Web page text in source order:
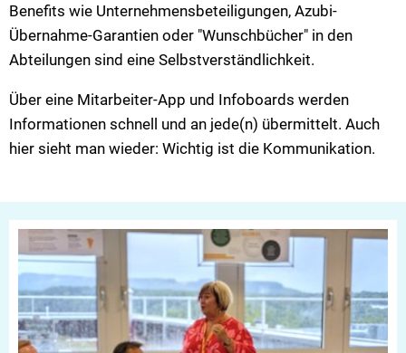
Benefits wie Unternehmensbeteiligungen, Azubi-
Übernahme-Garantien oder "Wunschbücher" in den
Abteilungen sind eine Selbstverständlichkeit.
Über eine Mitarbeiter-App und Infoboards werden
Informationen schnell und an jede(n) übermittelt. Auch
hier sieht man wieder: Wichtig ist die Kommunikation.